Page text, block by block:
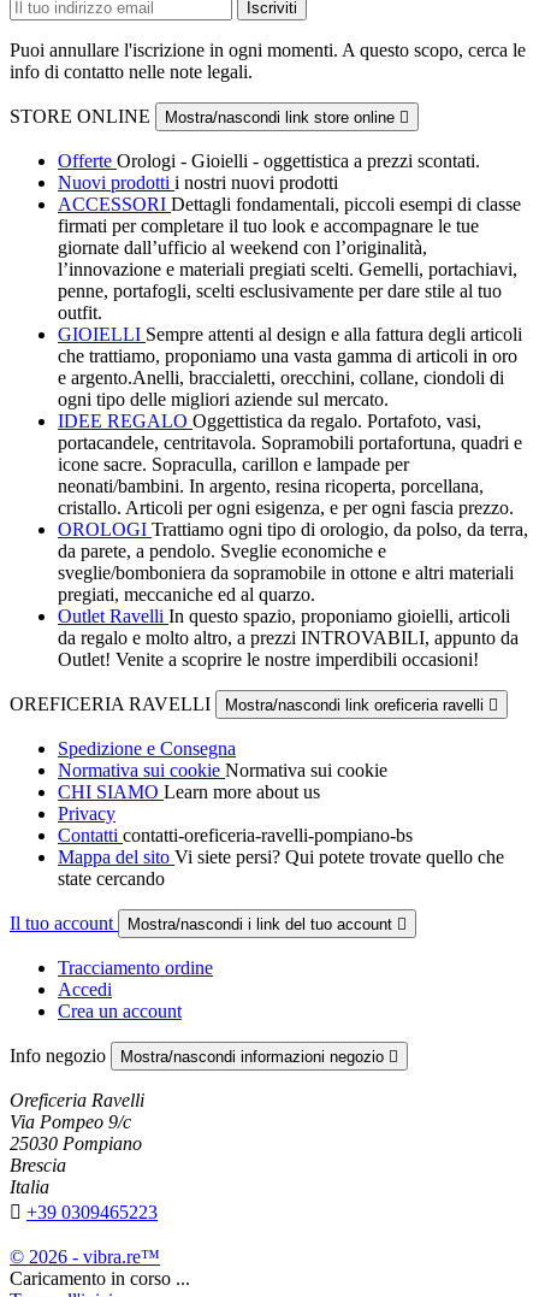
Puoi annullare l'iscrizione in ogni momenti. A questo scopo, cerca le
info di contatto nelle note legali.
STORE ONLINE Mostra/nascondi link store online 
Offerte Orologi - Gioielli - oggettistica a prezzi scontati.
Nuovi prodotti i nostri nuovi prodotti
ACCESSORI Dettagli fondamentali, piccoli esempi di classe
firmati per completare il tuo look e accompagnare le tue
giornate dall’ufficio al weekend con l’originalità,
l’innovazione e materiali pregiati scelti. Gemelli, portachiavi,
penne, portafogli, scelti esclusivamente per dare stile al tuo
outfit.
GIOIELLI Sempre attenti al design e alla fattura degli articoli
che trattiamo, proponiamo una vasta gamma di articoli in oro
e argento.Anelli, braccialetti, orecchini, collane, ciondoli di
ogni tipo delle migliori aziende sul mercato.
IDEE REGALO Oggettistica da regalo. Portafoto, vasi,
portacandele, centritavola. Sopramobili portafortuna, quadri e
icone sacre. Sopraculla, carillon e lampade per
neonati/bambini. In argento, resina ricoperta, porcellana,
cristallo. Articoli per ogni esigenza, e per ogni fascia prezzo.
OROLOGI Trattiamo ogni tipo di orologio, da polso, da terra,
da parete, a pendolo. Sveglie economiche e
sveglie/bomboniera da sopramobile in ottone e altri materiali
pregiati, meccaniche ed al quarzo.
Outlet Ravelli In questo spazio, proponiamo gioielli, articoli
da regalo e molto altro, a prezzi INTROVABILI, appunto da
Outlet! Venite a scoprire le nostre imperdibili occasioni!
OREFICERIA RAVELLI Mostra/nascondi link oreficeria ravelli 
Spedizione e Consegna
Normativa sui cookie Normativa sui cookie
CHI SIAMO Learn more about us
Privacy
Contatti contatti-oreficeria-ravelli-pompiano-bs
Mappa del sito Vi siete persi? Qui potete trovate quello che
state cercando
Il tuo account Mostra/nascondi i link del tuo account 
Tracciamento ordine
Accedi
Crea un account
Info negozio Mostra/nascondi informazioni negozio 
Oreficeria Ravelli
Via Pompeo 9/c
25030 Pompiano
Brescia
Italia
 +39 0309465223
© 2026 - vibra.re™
Caricamento in corso ...